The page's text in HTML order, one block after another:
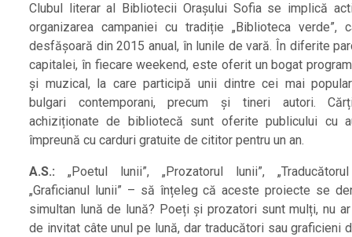
Clubul literar al Bibliotecii Orașului Sofia se implică
organizarea campaniei cu tradiție „Biblioteca verde”,
desfășoară din 2015 anual, în lunile de vară. În diferite
capitalei, în fiecare weekend, este oferit un bogat
și muzical, la care participă unii dintre cei mai
bulgari contemporani, precum și tineri autori.
achiziționate de bibliotecă sunt oferite publicului cu
împreună cu carduri gratuite de cititor pentru un an.
A.S.: „Poetul lunii”, „Prozatorul lunii”,
„Graficianul lunii” – să înțeleg că aceste proiecte se
simultan lună de lună? Poeți și prozatori sunt mulți, nu
de invitat câte unul pe lună, dar traducători sau graficieni